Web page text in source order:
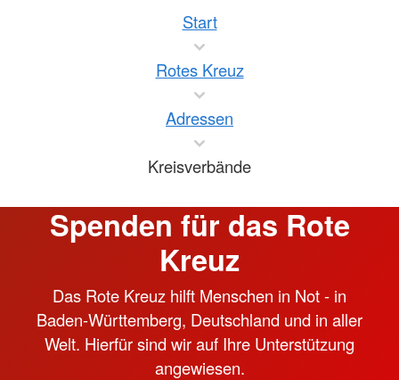
Start
Rotes Kreuz
Adressen
Kreisverbände
Spenden für das Rote
Kreuz
Das Rote Kreuz hilft Menschen in Not - in
Baden-Württemberg, Deutschland und in aller
Welt. Hierfür sind wir auf Ihre Unterstützung
angewiesen.